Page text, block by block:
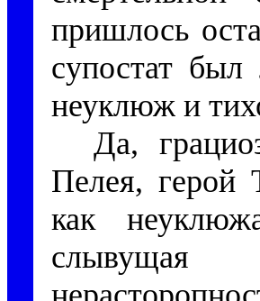
пришлось
супостат
неуклюж и
Да,
Пелея, герой
как
слывущая